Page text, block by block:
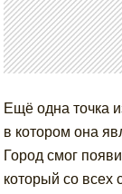
Ещё одна точка
в котором она
Город смог
который со всех